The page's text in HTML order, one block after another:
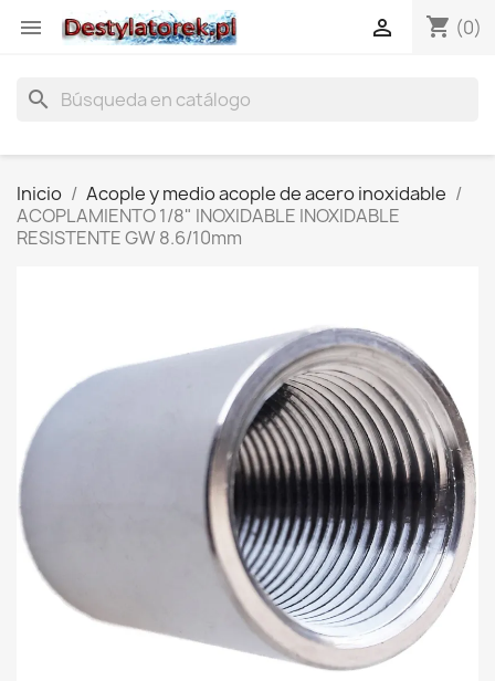
 shopping_cart (0)

search
Inicio
Acople y medio acople de acero inoxidable
ACOPLAMIENTO 1/8" INOXIDABLE INOXIDABLE
RESISTENTE GW 8.6/10mm